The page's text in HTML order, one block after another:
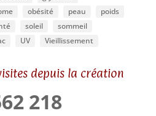
obésité peau
poids
soleil
sommeil
UV Vieillissement
depuis la création
218